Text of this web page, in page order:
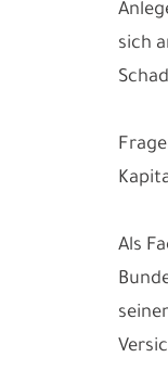
sich
Als